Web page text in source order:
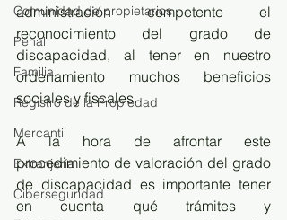
Comunidad de propietarios
Penal
Familia
Registro de la Propiedad
Mercantil
Extranjería
Ciberseguridad
administración competente el
reconocimiento del grado de
discapacidad, al tener en nuestro
ordenamiento muchos beneficios
sociales y fiscales.
A la hora de afrontar este
procedimiento de valoración del grado
de discapacidad es importante tener
en cuenta qué trámites y